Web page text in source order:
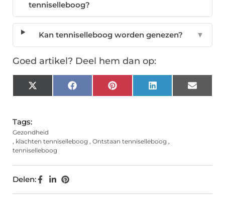
tenniselleboog?
Kan tenniselleboog worden genezen? ▼
Goed artikel? Deel hem dan op:
X
(Twitter)
FacebookPinterest LinkedIn Email
Tags:
Gezondheid
, klachten tenniselleboog , Ontstaan tenniselleboog ,
tenniselleboog
Delen: